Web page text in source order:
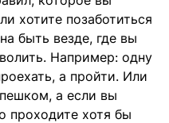
хотите позаботиться
быть везде, где вы
Например: одну
а пройти. Или
а если вы
проходите хотя бы